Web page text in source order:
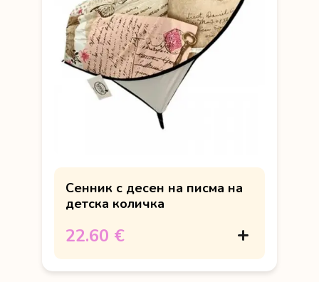
Сенник с десен на писма на
детска количка
22.60 €